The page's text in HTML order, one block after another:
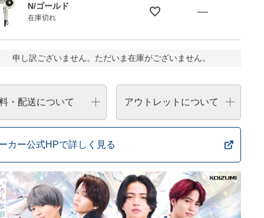
N/ゴールド
在庫切れ
—
申し訳ございません。ただいま在庫がございません。
・配送について アウトレットについて
カー公式HPで詳しく見る